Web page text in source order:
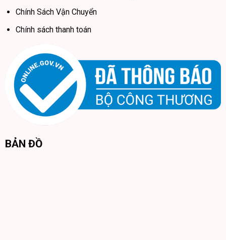
Chính Sách Vận Chuyển
Chính sách thanh toán
BẢN ĐỒ